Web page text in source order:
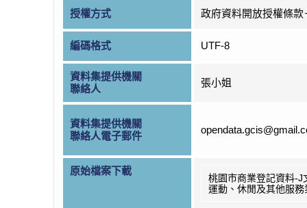
授權方式 政府資料開放授權條款
編碼格式 UTF-8
資料集提供機關
聯絡人
張小姐
資料集提供機關
聯絡人電子郵件
原始檔案下載
桃園市商業登記資料-J
運動、休閒及其他服務